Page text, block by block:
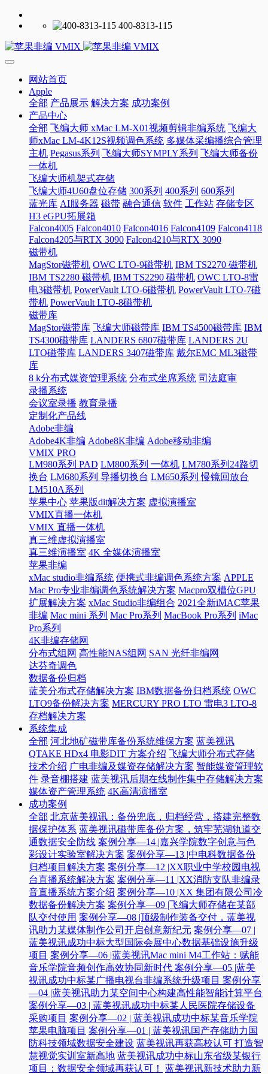
400-8313-115
网站首页
Apple
全部 产品展示 解决方案 成功案例
产品中心
全部 飞编大师 xMac LM-X01视频剪辑非编系统 飞编大
师xMac LM-4K12S视频调色系统 多媒体采编播综合管理
主机 Pegasus系列 飞编大师SYMPLY系列 飞编大师备份
一体机
飞编大师机架式存储
飞编大师4U60盘位存储 300系列 400系列 600系列
蓝光库 AI服务器 磁带 融合通信 软件 工作站 存储专区
H3 eGPU拓展箱
Falcon4005 Falcon4010 Falcon4016 Falcon4109 Falcon4118
Falcon4205与RTX 3090 Falcon4210与RTX 3090
磁带机
MagStor磁带机 OWC LTO-9磁带机 IBM TS2270 磁带机
IBM TS2280 磁带机 IBM TS2290 磁带机 OWC LTO-8雷
电3磁带机 PowerVault LTO-6磁带机 PowerVault LTO-7磁
带机 PowerVault LTO-8磁带机
磁带库
MagStor磁带库 飞编大师磁带库 IBM TS4500磁带库 IBM
TS4300磁带库 LANDERS 6807磁带库 LANDERS 2U
LTO磁带库 LANDERS 3407磁带库 戴尔EMC ML3磁带
库
8 k分布式媒资管理系统 分布式坐席系统 司法庭审
录播系统
会议室录播 教育录播
定制化产品线
Adobe非编
Adobe4K非编 Adobe8K非编 Adobe移动非编
VMIX PRO
LM980系列 PAD LM800系列 一体机 LM780系列24路切
换台 LM680系列 导播切换台 LM650系列 慢镜回放台
LM510A系列
苹果中心 苹果版dit解决方案 虚拟演播室
VMIX直播一体机
VMIX 直播一体机
真三维虚拟演播室
真三维演播室 4K 全媒体演播室
苹果非编
xMac studio非编系统 便携式非编调色系统方案 APPLE
Mac Pro专业非编调色系统解决方案 Macpro双槽位GPU
扩展解决方案 xMac Studio非编组合 2021全新iMAC苹果
非编 Mac mini 系列 Mac Pro系列 MacBook Pro系列 iMac
Pro系列
4K非编存储网
分布式组网 高性能NAS组网 SAN 光纤非编网
达芬奇调色
数据备份归档
蓝美分布式存储解决方案 IBM数据备份归档系统 OWC
LTO9备份解决方案 MERCURY PRO LTO 雷电3 LTO-8
存档解决方案
系统集成
全部 河北地矿磁带库备份系统维保方案 蓝美视讯
QTAKE HDx4 电影DIT 方案介绍 飞编大师分布式存储
技术介绍 广电非编及媒资存储解决方案 智能媒资管理软
件 录音棚搭建 蓝美视讯后期在线制作集中存储解决方案
媒体资产管理系统 4K高清演播室
成功案例
全部 北京蓝美视讯：备份兜底，归档经营，搭建完整数
据保护体系 蓝美视讯磁带库备份方案，筑牢芜湖轨道交
通数据安全防线 案例分享—14 |嘉兴学院数字创意与色
彩设计实验室解决方案 案例分享—13 |中电科数据备份
归档项目解决方案 案例分享—12 |XX职业中学校园电视
台直播系统解决方案 案例分享—11 |XX消防支队非编录
音直播系统方案介绍 案例分享—10 |XX 集团有限公司冷
数据备份解决方案 案例分享—09 |飞编大师存储在某部
队交付使用 案例分享—08 |顶级制作装备交付，蓝美视
讯助力某媒体制作公司开启创意新纪元 案例分享—07 |
蓝美视讯成功中标大型国际会展中心数据基础设施升级
项目 案例分享—06 |蓝美视讯Mac mini M4工作站：赋能
音乐学院音频创作高效协同新时代​ 案例分享—05 |蓝美
视讯成功中标某广播电视台非编系统升级项目​ 案例分享
—04 |蓝美视讯助力某空间中心构建高性能智能计算平台​
案例分享—03 | 蓝美视讯成功中标某人民医院存储设备
采购项目 案例分享—02 | 蓝美视讯成功中标某音乐学院
苹果电脑项目 案例分享—01 | 蓝美视讯国产存储助力国
防科技领域数据安全建设 蓝美视讯再获高校认可 打造智
慧视觉实训室新高地 蓝美视讯成功中标山东省级某银行
项目：数据安全领域再获认可！
蓝美视讯新技术助力新